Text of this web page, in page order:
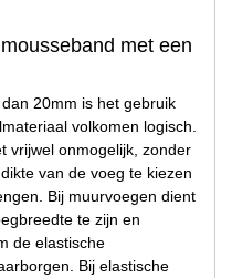
met een
20mm is het gebruik
volkomen logisch.
vrijwel onmogelijk, zonder
van de voeg te kiezen
Bij muurvoegen dient
te zijn en
de elastische
Bij elastische